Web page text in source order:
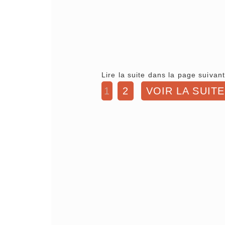
Lire la suite dans la page
1 2 VOIR LA SUITE